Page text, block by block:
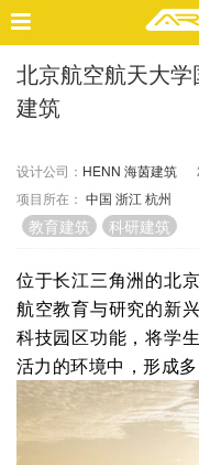
精选案例
室 内
视 频
头条资讯
业 界
机 构
人 物
地 产
快速搜索
北京航空航天大
建筑
设计公司： HENN 海茵建筑
项目所在： 中国 浙江 杭州
教育建筑 科研建筑
位于长江三角洲的北
航空教育与研究的新
科技园区功能，将学
活力的环境中，形成